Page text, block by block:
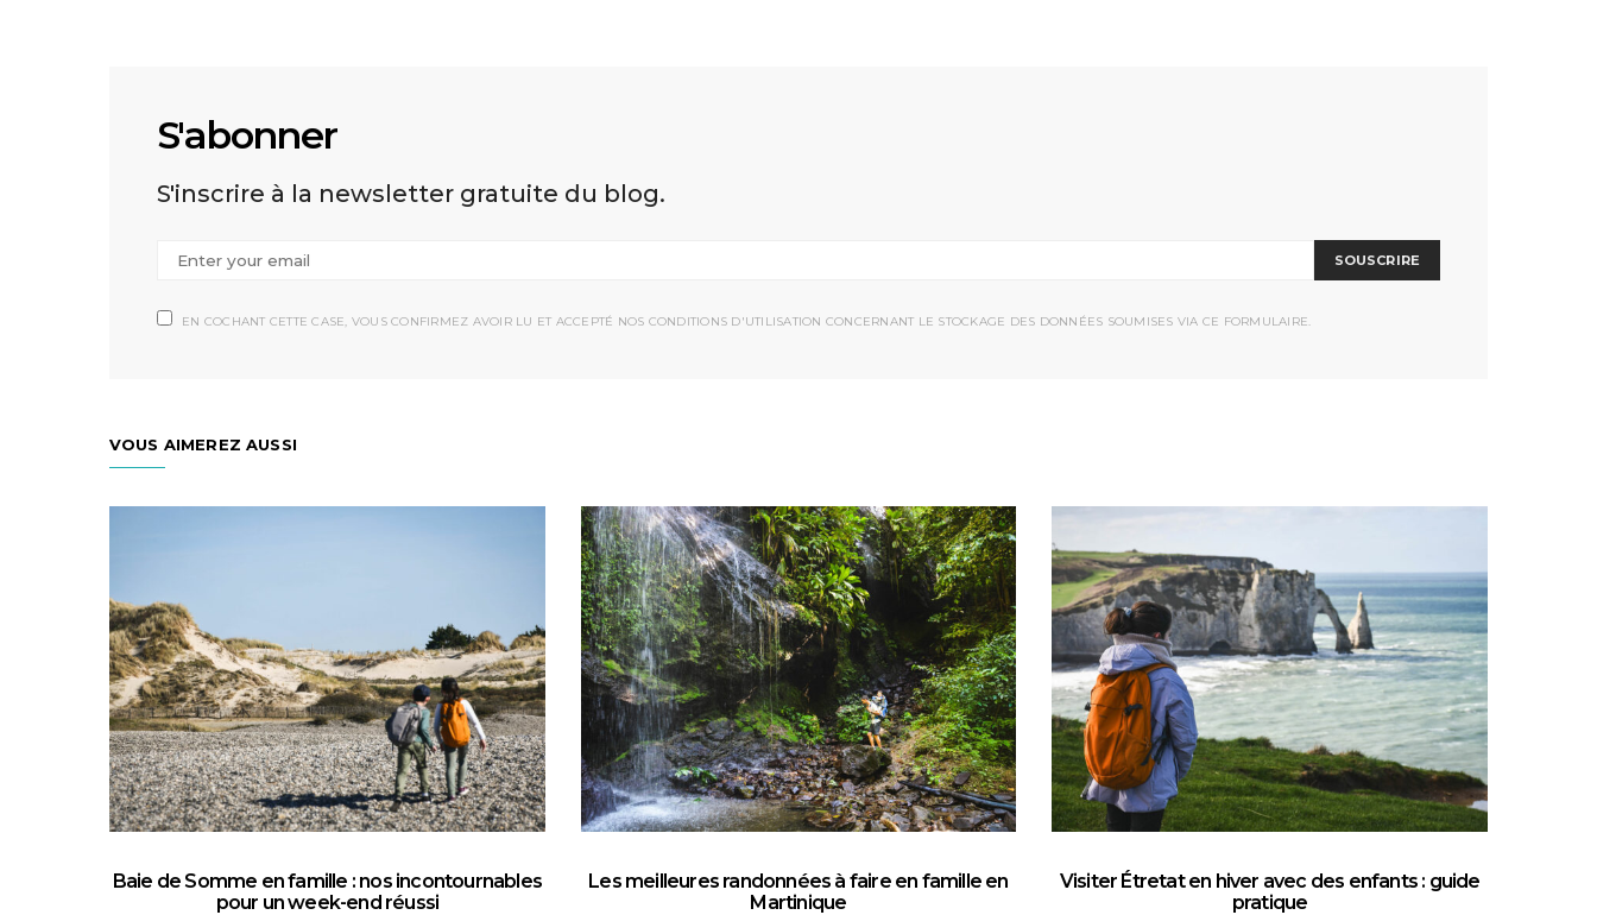
S'abonner
S'inscrire à la newsletter gratuite du blog.
SOUSCRIRE
EN COCHANT CETTE CASE, VOUS CONFIRMEZ AVOIR LU ET ACCEPTÉ NOS CONDITIONS D'UTILISATION CONCERNANT LE STOCKAGE DES DONNÉES SOUMISES VIA CE FORMULAIRE.
VOUS AIMEREZ AUSSI
Baie de Somme en famille : nos incontournables
pour un week-end réussi
Les meilleures randonnées à faire en famille en
Martinique
Visiter Étretat en hiver avec des enfants : guide
pratique